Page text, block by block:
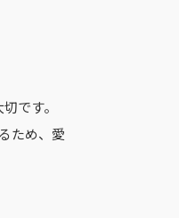
です。
ため、愛